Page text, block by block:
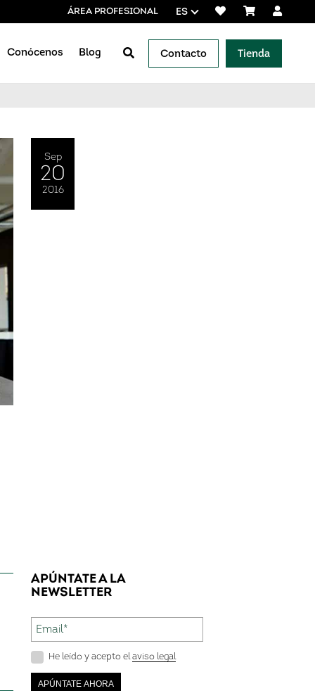
ÁREA PROFESIONAL ES
Conócenos Blog Contacto Tienda
Sep
20
2016
APÚNTATE A LA
NEWSLETTER
He leído y acepto elaviso legal